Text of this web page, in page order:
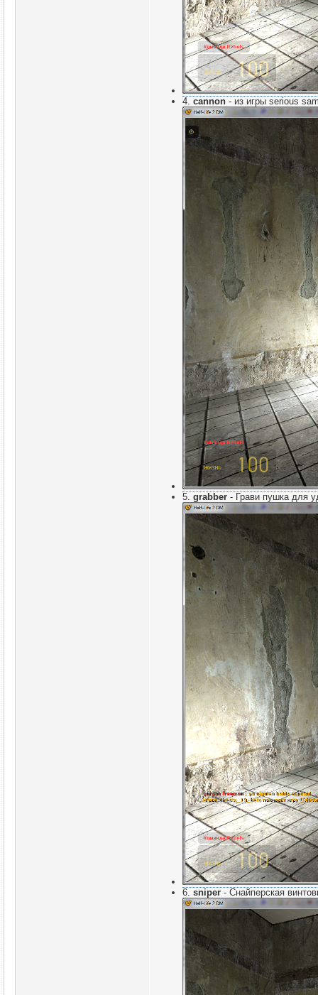
4. cannon - из игры serious
5. grabber - Грави пушка для
6. sniper - Снайперская